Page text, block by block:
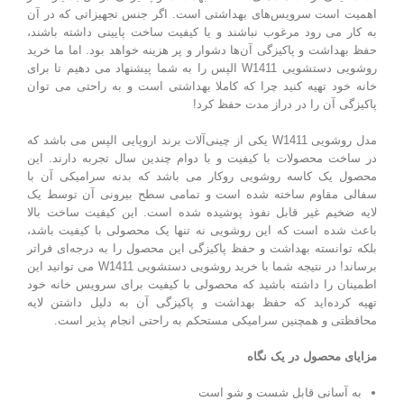
اهمیت است سرویس‌های بهداشتی است. اگر جنس تجهیزاتی که در آن
به کار می رود مرغوب نباشند و یا کیفیت ساخت پایینی داشته باشند،
حفظ بهداشت و پاکیزگی آن‌ها دشوار و پر هزینه خواهد بود. اما ما خرید
روشویی دستشویی W1411 الپس را به شما پیشنهاد می دهیم تا برای
خانه خود تهیه کنید چرا که کاملا بهداشتی است و به راحتی می توان
پاکیزگی آن را در دراز مدت حفظ کرد!
مدل روشویی W1411 یکی از چینی‌آلات برند اروپایی الپس می باشد که
در ساخت محصولات با کیفیت و با دوام چندین سال تجربه دارند. این
محصول یک کاسه روشویی روکار می باشد که بدنه سرامیکی آن با
سفالی مقاوم ساخته شده است و تمامی سطح بیرونی آن توسط یک
لایه ضخیم غیر قابل نفوذ پوشیده شده است. این کیفیت ساخت بالا
باعث شده است که این روشویی نه تنها یک محصولی با کیفیت باشد،
بلکه توانسته بهداشت و حفظ پاکیزگی این محصول را به درجه‌ای فراتر
برساند! در نتیجه شما با خرید روشویی دستشویی W1411 می توانید این
اطمینان را داشته باشید که محصولی با کیفیت برای سرویس خانه خود
تهیه کرده‌اید که حفظ بهداشت و پاکیزگی آن به دلیل داشتن لایه
محافظتی و همچنین سرامیکی مستحکم به راحتی انجام پذیر است.
مزایای محصول در یک نگاه
به آسانی قابل شست و شو است